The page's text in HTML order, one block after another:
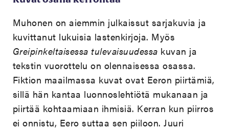
Muhonen on aiemmin julkaissut sarjakuvia ja
kuvittanut lukuisia lastenkirjoja. Myös
Greipinkeltaisessa tulevaisuudessa kuvan ja
tekstin vuorottelu on olennaisessa osassa.
Fiktion maailmassa kuvat ovat Eeron piirtämiä,
sillä hän kantaa luonnoslehtiötä mukanaan ja
piirtää kohtaamiaan ihmisiä. Kerran kun piirros
ei onnistu, Eero suttaa sen piiloon. Juuri